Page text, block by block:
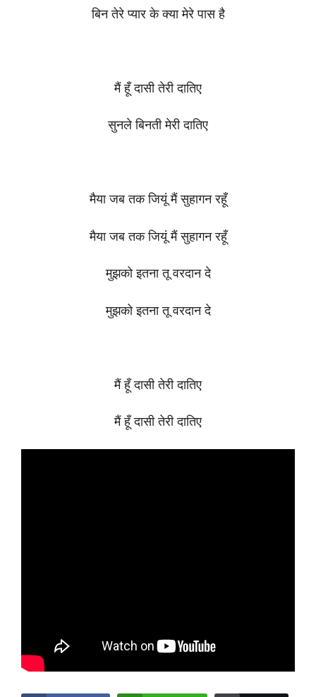
बिन तेरे प्यार के क्या मेरे पास है
मैं हूँ दासी तेरी दातिए
सुनले बिनती मेरी दातिए
मैया जब तक जियूं मैं सुहागन रहूँ
मैया जब तक जियूं मैं सुहागन रहूँ
मुझको इतना तू वरदान दे
मुझको इतना तू वरदान दे
मैं हूँ दासी तेरी दातिए
मैं हूँ दासी तेरी दातिए